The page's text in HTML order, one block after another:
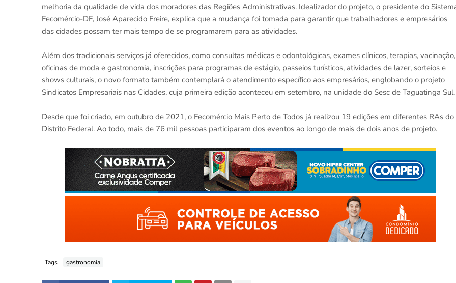
melhoria da qualidade de vida dos moradores das Regiões Administrativas. Idealizador do projeto, o presidente do
Fecomércio-DF, José Aparecido Freire, explica que a mudança foi tomada para garantir que trabalhadores e empresários
das cidades possam ter mais tempo de se programarem para as atividades.
Além dos tradicionais serviços já oferecidos, como consultas médicas e odontológicas, exames clínicos, terapias, vacinação,
oficinas de moda e gastronomia, inscrições para programas de estágio, passeios turísticos, atividades de lazer, sorteios e
shows culturais, o novo formato também contemplará o atendimento específico aos empresários, englobando o projeto
Sindicatos Empresariais nas Cidades, cuja primeira edição aconteceu em setembro, na unidade do Sesc de Taguatinga Sul.
Desde que foi criado, em outubro de 2021, o Fecomércio Mais Perto de Todos já realizou 19 edições em diferentes RAs do
Distrito Federal. Ao todo, mais de 76 mil pessoas participaram dos eventos ao longo de mais de dois anos de projeto.
Tags gastronomia